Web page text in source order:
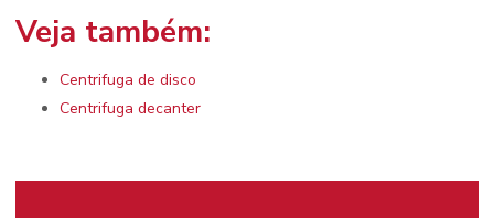
Veja também:
Centrifuga de disco
Centrifuga decanter